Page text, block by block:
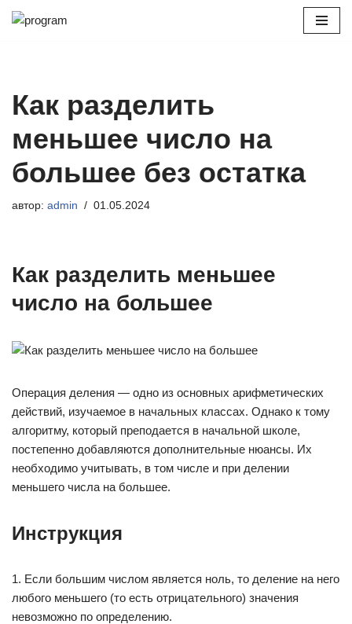
Как разделить
меньшее число на
большее без остатка
автор: admin 01.05.2024
Как разделить меньшее
число на большее
Операция деления — одно из основных арифметических
действий, изучаемое в начальных классах. Однако к тому
алгоритму, который преподается в начальной школе,
постепенно добавляются дополнительные нюансы. Их
необходимо учитывать, в том числе и при делении
меньшего числа на большее.
Инструкция
1. Если большим числом является ноль, то деление на него
любого меньшего (то есть отрицательного) значения
невозможно по определению.